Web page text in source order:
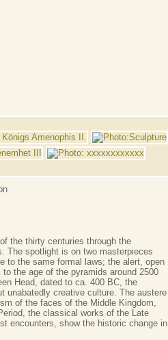
the thirty centuries through the
The spotlight is on two masterpieces
to the same formal laws; the alert, open
the age of the pyramids around 2500
Head, dated to ca. 400 BC, the
unabatedly creative culture. The austere
of the faces of the Middle Kingdom,
the classical works of the Late
encounters, show the historic change in